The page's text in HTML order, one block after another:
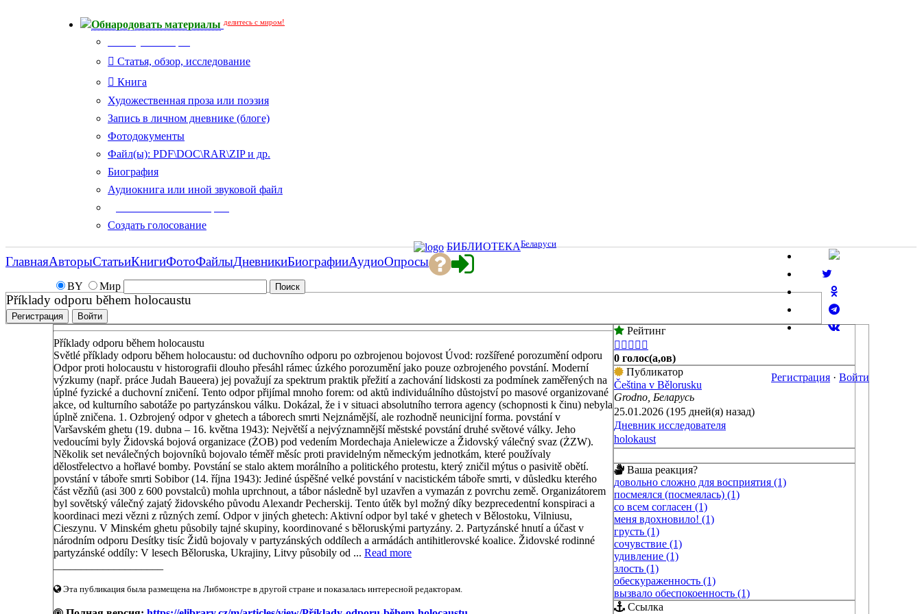
Обнародовать материалы делитесь с миром!
Статья, обзор, исследование
Книга
Художественная проза или поэзия
Запись в личном дневнике (блоге)
Фотодокументы
Файл(ы): PDF\DOC\RAR\ZIP и др.
Биография
Аудиокнига или иной звуковой файл
Создать голосование
BY Мир
БИБЛИОТЕКАБеларуси
Регистрация · Войти
ГлавнаяАвторыСтатьиКнигиФотоФайлыДневникиБиографииАудиоОпросы
Příklady odporu během holocaustu
Регистрация Войти
Příklady odporu během holocaustu
Světlé příklady odporu během holocaustu: od duchovního odporu po ozbrojenou bojovost Úvod: rozšířené porozumění odporu
Odpor proti holocaustu v historografii dlouho přesáhl rámec úzkého porozumění jako pouze ozbrojeného povstání. Moderní
výzkumy (např. práce Judah Baueera) jej považují za spektrum praktik přežití a zachování lidskosti za podmínek zaměřených na
úplné fyzické a duchovní zničení. Tento odpor přijímal mnoho forem: od aktů individuálního důstojství po masové organizované
akce, od kulturního sabotáže po partyzánskou válku. Dokázal, že i v situaci absolutního terrora agency (schopnosti k činu) nebyla
úplně zničena. 1. Ozbrojený odpor v ghetech a táborech smrti Nejznámější, ale rozhodně neunicijní forma. povstání v
Varšavském ghetu (19. dubna – 16. května 1943): Největší a nejvýznamnější městské povstání druhé světové války. Jeho
vedoucími byly Židovská bojová organizace (ŻOB) pod vedením Mordechaja Anielewicze a Židovský válečný svaz (ŻZW).
Několik set neválečných bojovníků bojovalo téměř měsíc proti pravidelným německým jednotkám, které používaly
dělostřelectvo a hořlavé bomby. Povstání se stalo aktem morálního a politického protestu, který zničil mýtus o pasivitě obětí.
povstání v táboře smrti Sobibor (14. října 1943): Jediné úspěšné velké povstání v nacistickém táboře smrti, v důsledku kterého
část vězňů (asi 300 z 600 povstalců) mohla uprchnout, a tábor následně byl uzavřen a vymazán z povrchu země. Organizátorem
byl sovětský válečný zajatý židovského původu Alexandr Pecherskij. Tento útěk byl možný díky bezprecedentní konspiraci a
koordinaci mezi vězni z různých zemí. Odpor v jiných ghetech: Aktivní odpor byl také v ghetech v Bělostoku, Vilniusu,
Cieszynu. V Minském ghetu působily tajné skupiny, koordinované s běloruskými partyzány. 2. Partyzánské hnutí a účast v
národním odporu Desítky tisíc Židů bojovaly v partyzánských oddílech a armádách antihitlerovské koalice. Židovské rodinné
partyzánské oddíly: V lesech Běloruska, Ukrajiny, Litvy působily od ... Read more
Эта публикация была размещена на Либмонстре в другой стране и показалась интересной редакторам.
Рейтинг
    
0 голос(а,ов)
Публикатор
Čeština v Bělorusku
Grodno, Беларусь
25.01.2026 (195 дней(я) назад)
Дневник исследователя
holokaust
Ваша реакция?
довольно сложно для восприятия (1)
посмеялся (посмеялась) (1)
со всем согласен (1)
меня вдохновило! (1)
грусть (1)
сочувствие (1)
удивление (1)
злость (1)
обескураженность (1)
вызвало обеспокоенность (1)
Ссылка